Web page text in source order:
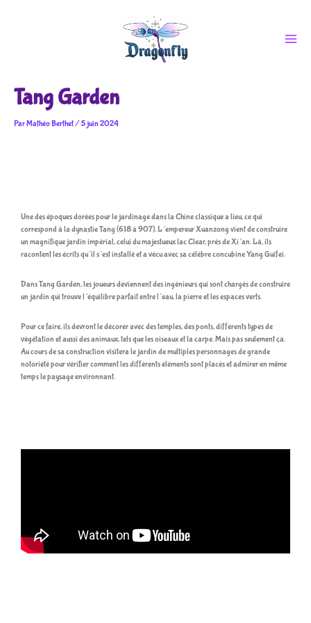
Tang Garden
ParMathéo Berthet/5 juin 2024
Une des époques dorées pour le jardinage dans la Chine classique a lieu, ce qui
correspond à la dynastie Tang (618 à 907). L’empereur Xuanzong vient de construire
un magnifique jardin impérial, celui du majestueux lac Clear, près de Xi’an. Là, ils
racontent les écrits qu’il s’est installé et a vécu avec sa célèbre concubine Yang Guifei.
Dans Tang Garden, les joueurs deviennent des ingénieurs qui sont chargés de construire
un jardin qui trouve l’équilibre parfait entre l’eau, la pierre et les espaces verts.
Pour ce faire, ils devront le décorer avec des temples, des ponts, différents types de
végétation et aussi des animaux, tels que les oiseaux et la carpe. Mais pas seulement ça.
Au cours de sa construction visitera le jardin de multiples personnages de grande
notoriété pour vérifier comment les différents éléments sont placés et admirer en même
temps le paysage environnant.